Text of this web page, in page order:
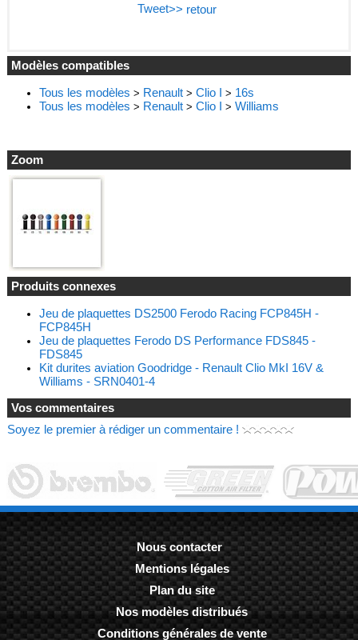
Tweet>> retour
Modèles compatibles
Tous les modèles > Renault> Clio I > 16s
Tous les modèles > Renault> Clio I > Williams
Zoom
Produits connexes
Jeu de plaquettes DS2500 Ferodo Racing FCP845H -
FCP845H
Jeu de plaquettes Ferodo DS Performance FDS845 -
FDS845
Kit durites aviation Goodridge - Renault Clio MkI 16V &
Williams - SRN0401-4
Vos commentaires
Soyez le premier à rédiger un commentaire !
Nous contacter
-Mentions légales
-Plan du site
-Nos modèles distribués
-Conditions générales de vente